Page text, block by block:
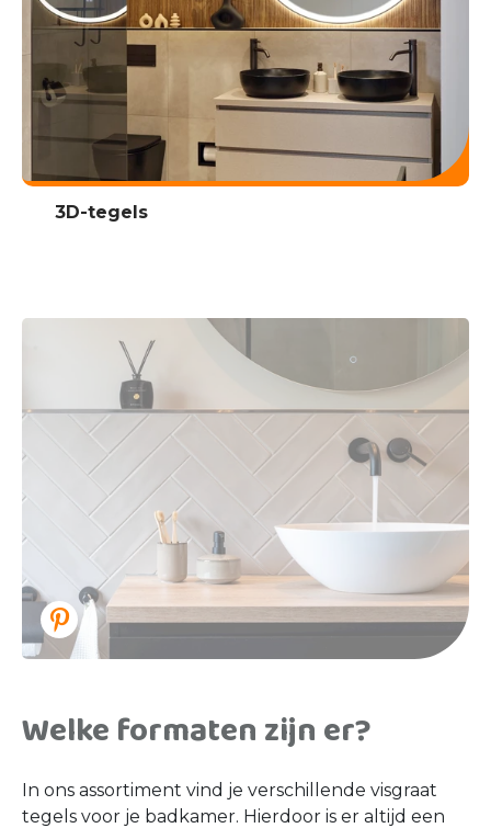
3D-tegels
Welke formaten zijn er?
In ons assortiment vind je verschillende visgraat
tegels voor je badkamer. Hierdoor is er altijd een